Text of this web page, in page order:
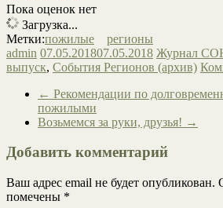
Пока оценок нет
Загрузка...
Метки:пожилые
регионы
admin 07.05.201807.05.2018 Журнал
выпуск, События Регионов (архив)
← Рекомендации по
пожилыми
Возьмемся за руки, друзья! →
Добавить комментарий
Ваш адрес email не будет опубликован.
помечены *